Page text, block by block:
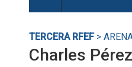
TERCERA RFEF>
Charles